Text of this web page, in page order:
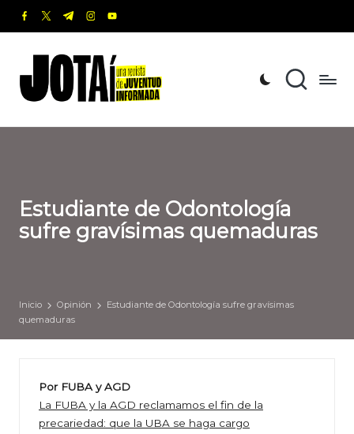
Saltar
contenido
facebook.com
twitter.com
t.me instagram.com
youtube.com
o
t
revista
de
Informada
Estudiante de Odontología
sufre gravísimas quemaduras
Inicio Opinión
Estudiante de Odontología sufre gravísimas
quemaduras
Por FUBA y AGD
La FUBA y la AGD reclamamos el fin de la
precariedad: que la UBA se haga cargo